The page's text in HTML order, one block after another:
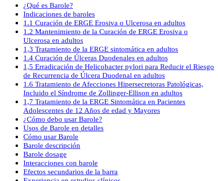
¿Qué es Barole?
Indicaciones de baroles
1.1 Curación de ERGE Erosiva o Ulcerosa en adultos
1.2 Mantenimiento de la Curación de ERGE Erosiva o
Ulcerosa en adultos
1,3 Tratamiento de la ERGE sintomática en adultos
1.4 Curación de Úlceras Duodenales en adultos
1,5 Erradicación de Helicobacter pylori para Reducir el Riesgo
de Recurrencia de Úlcera Duodenal en adultos
1.6 Tratamiento de Afecciones Hipersecretoras Patológicas,
Incluido el Síndrome de Zollinger-Ellison en adultos
1,7 Tratamiento de la ERGE Sintomática en Pacientes
Adolescentes de 12 Años de edad y Mayores
¿Cómo debo usar Barole?
Usos de Barole en detalles
Cómo usar Barole
Barole descripción
Barole dosage
Interacciones con barole
Efectos secundarios de la barra